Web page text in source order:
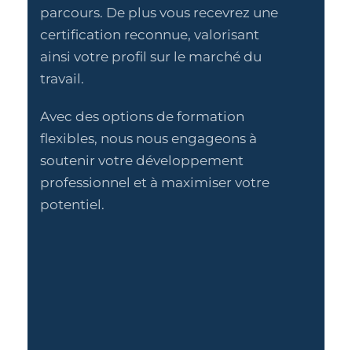
parcours. De plus vous recevrez une
certification reconnue, valorisant
ainsi votre profil sur le marché du
travail.
Avec des options de formation
flexibles, nous nous engageons à
soutenir votre développement
professionnel et à maximiser votre
potentiel.